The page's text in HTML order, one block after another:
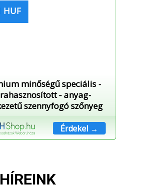
HUF
minőségű speciális -
- anyag-
szennyfogó szőnyeg
Érdekel →